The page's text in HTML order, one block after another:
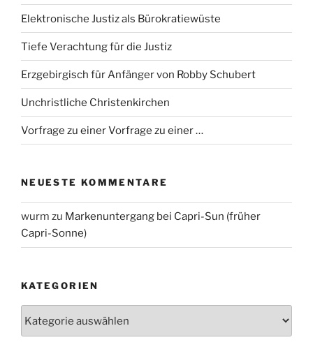
Elektronische Justiz als Bürokratiewüste
Tiefe Verachtung für die Justiz
Erzgebirgisch für Anfänger von Robby Schubert
Unchristliche Christenkirchen
Vorfrage zu einer Vorfrage zu einer …
NEUESTE KOMMENTARE
wurm zu Markenuntergang bei Capri-Sun (früher
Capri-Sonne)
KATEGORIEN